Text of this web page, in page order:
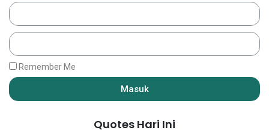
Remember Me
Masuk
Quotes Hari Ini